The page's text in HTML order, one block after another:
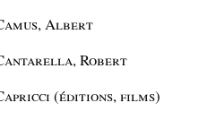
Albert
Robert
(éditions, films)